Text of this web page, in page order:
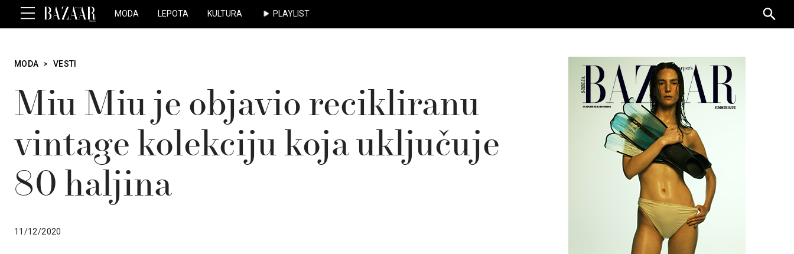
MODA LEPOTA KULTURA PLAYLIST
for:
MODA > VESTI
Miu Miu je objavio recikliranu
vintage kolekciju koja uključuje
80 haljina
11/12/2020